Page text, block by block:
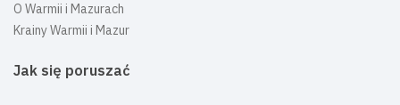
O Warmii i Mazurach
Krainy Warmii i Mazur
Jak się poruszać